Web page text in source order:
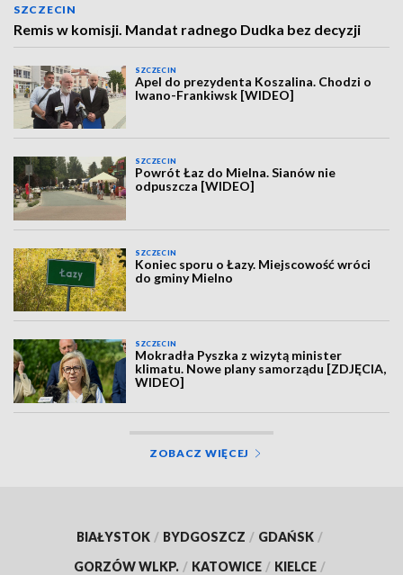
SZCZECIN
Remis w komisji. Mandat radnego Dudka bez decyzji
SZCZECIN
Apel do prezydenta Koszalina. Chodzi o
Iwano-Frankiwsk [WIDEO]
SZCZECIN
Powrót Łaz do Mielna. Sianów nie
odpuszcza [WIDEO]
SZCZECIN
Koniec sporu o Łazy. Miejscowość wróci
do gminy Mielno
SZCZECIN
Mokradła Pyszka z wizytą minister
klimatu. Nowe plany samorządu [ZDJĘCIA,
WIDEO]
ZOBACZ WIĘCEJ
BIAŁYSTOK / BYDGOSZCZ / GDAŃSK /
GORZÓW WLKP. / KATOWICE / KIELCE /